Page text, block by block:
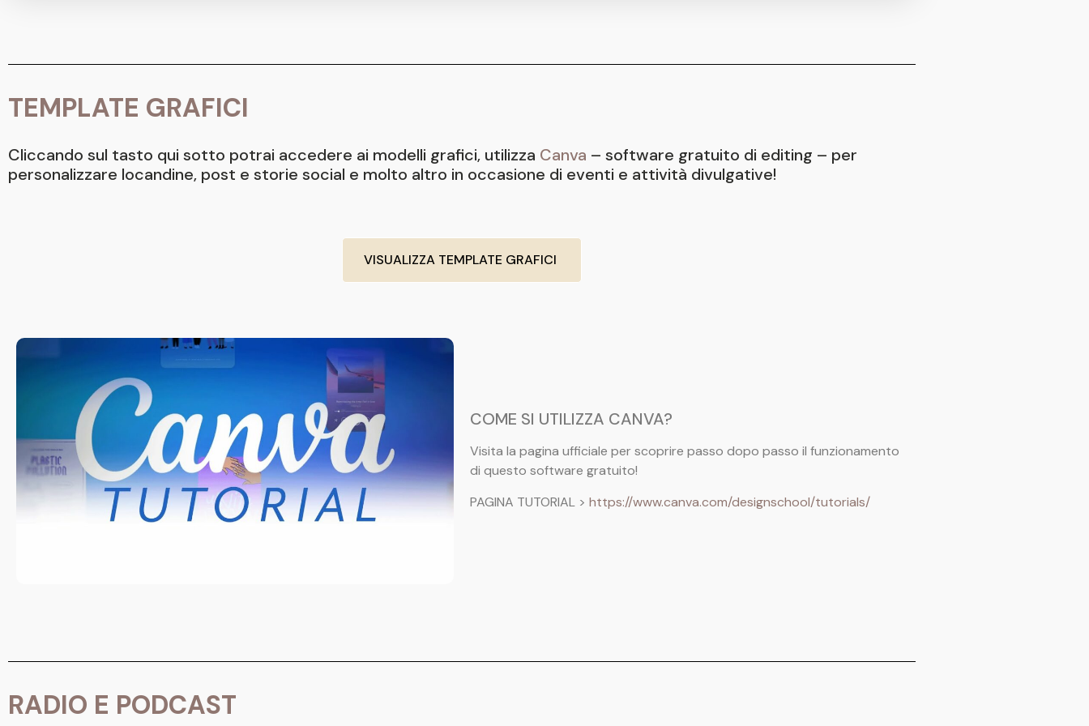
TEMPLATE GRAFICI
Cliccando sul tasto qui sotto potrai accedere ai modelli grafici, utilizza Canva – software gratuito di editing – per
personalizzare locandine, post e storie social e molto altro in occasione di eventi e attività divulgative!
VISUALIZZA TEMPLATE GRAFICI
COME SI UTILIZZA CANVA?
Visita la pagina ufficiale per scoprire passo dopo passo il funzionamento
di questo software gratuito!
PAGINA TUTORIAL > https://www.canva.com/designschool/tutorials/
RADIO E PODCAST